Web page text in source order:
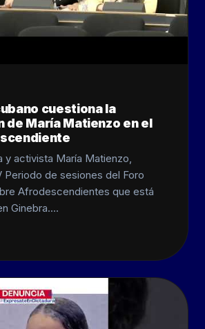
cuestiona la
de María Matienzo en el
y activista María Matienzo,
Periodo de sesiones del Foro
Afrodescendientes que está
Ginebra.…